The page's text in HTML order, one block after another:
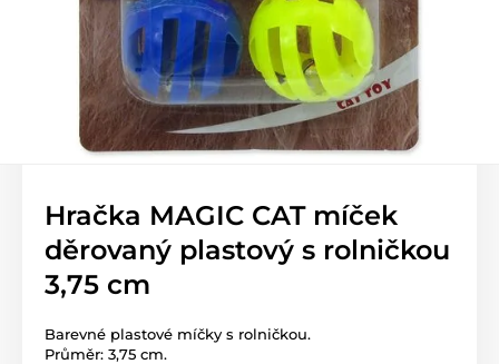
Hračka MAGIC CAT míček
děrovaný plastový s rolničkou
3,75 cm
Barevné plastové míčky s rolničkou.
Průměr: 3,75 cm.